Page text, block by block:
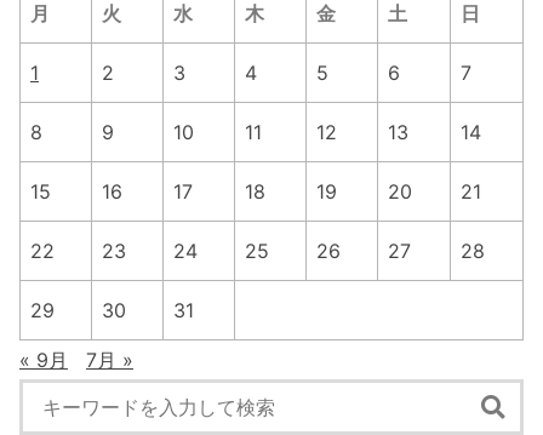
月 火 水 木 金 土 日
1 2 3 4 5 6 7
8 9 10 11 12 13 14
15 16 17 18 19 20 21
22 23 24 25 26 27 28
29 30 31
« 9月 7月 »